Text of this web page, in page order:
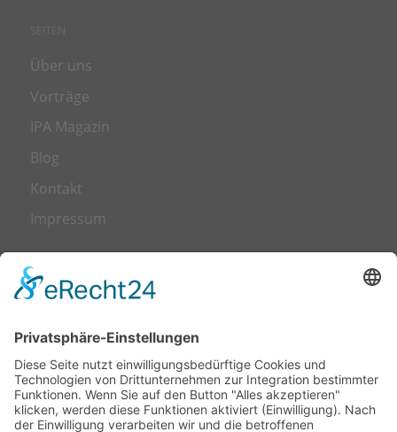
SEITEN
Über uns
Vorträge
IPA Magazin
Blog
Kontakt
Impressum
LEISTUNGEN
Transformation
Leadership
Talent Management
Trainings & Workshops
Business Coaching